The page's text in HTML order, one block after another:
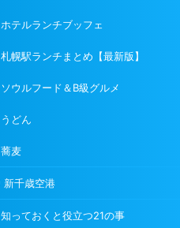
ホテルランチブッフェ
札幌駅ランチまとめ【最新版】
ソウルフード＆B級グルメ
うどん
蕎麦
新千歳空港
知っておくと役立つ21の事